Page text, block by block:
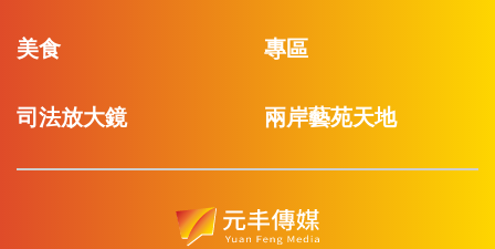
美食 專區
司法放大鏡 兩岸藝苑天地